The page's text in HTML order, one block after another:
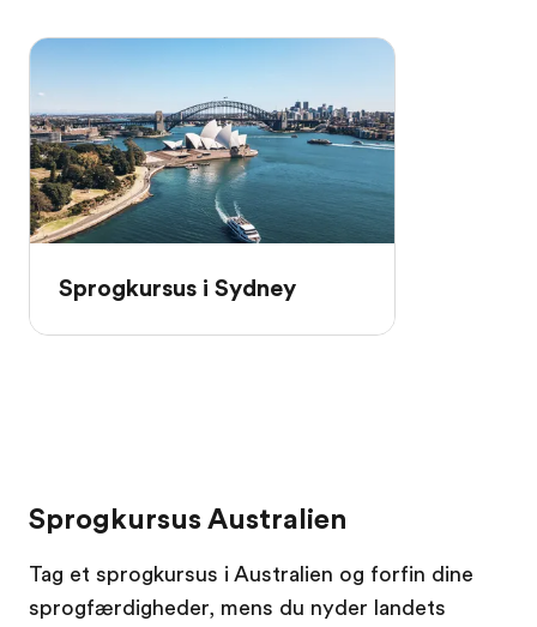
Sprogkursus i Sydney
Sprogkursus Australien
Tag et sprogkursus i Australien og forfin dine
sprogfærdigheder, mens du nyder landets